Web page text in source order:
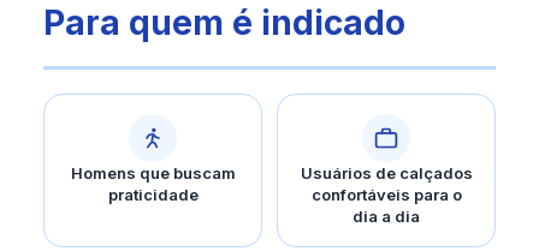
Para quem é indicado
Homens que buscam
praticidade
Usuários de calçados
confortáveis para o
dia a dia